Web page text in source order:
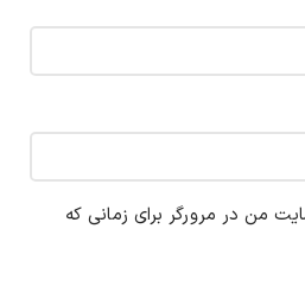
من در مرورگر برای زمانی که